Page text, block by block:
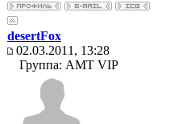
desertFox
02.03.2011, 13:28
Группа: AMT VIP